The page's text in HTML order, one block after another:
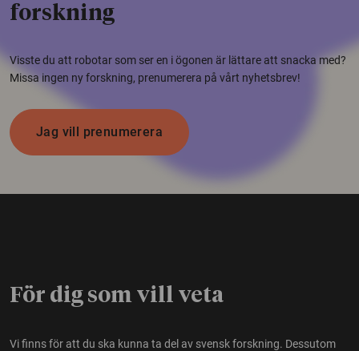
forskning
Visste du att robotar som ser en i ögonen är lättare att snacka med?
Missa ingen ny forskning, prenumerera på vårt nyhetsbrev!
Jag vill prenumerera
För dig som vill veta
Vi finns för att du ska kunna ta del av svensk forskning. Dessutom